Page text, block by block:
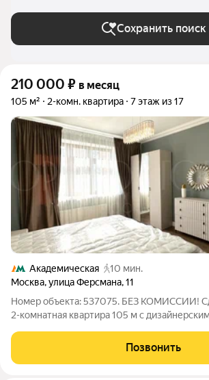
Москве и МО
Сохранить поиск
210 000 ₽ в месяц
105 м² 2-комн. квартира 7 этаж из 17
Академическая
10 мин.
Москва,улица Ферсмана,11
Номер объекта: 537075. БЕЗ КОМИССИИ!
2-комнатная квартира 105 м с
свежий ремонт, в котором ещё никто не жил вы будете
первыми жильцами. Всё новое и
Позвонить